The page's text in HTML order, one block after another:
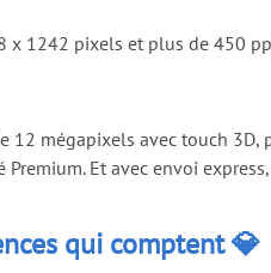
x 1242 pixels et plus de 450
12 mégapixels avec touch 3D,
Et avec envoi
qui comptent 💎